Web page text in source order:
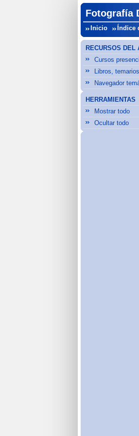
Fotografía
Inicio Índice
RECURSOS DEL
Cursos
Libros,
Navegador
HERRAMIENTAS
Mostrar todo
Ocultar todo